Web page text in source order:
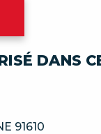
DANS
91610